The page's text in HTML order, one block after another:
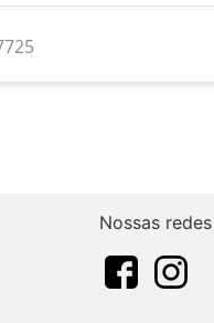
Nossas